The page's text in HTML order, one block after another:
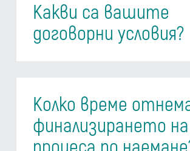
Какви са вашите
договорни условия?
Колко време
финализирането на